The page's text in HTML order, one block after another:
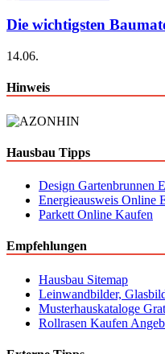
Die wichtigsten
14.06.
Hinweis
Hausbau Tipps
Design Gartenbrunnen
Energieausweis Online
Parkett Online Kaufen
Empfehlungen
Hausbau Sitemap
Leinwandbilder,
Musterhauskataloge
Rollrasen Kaufen